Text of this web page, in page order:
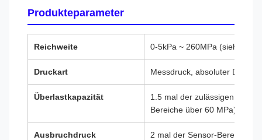
Produkteparameter
Reichweite 0-5kPa ~ 260MPa (siehe
Druckart Messdruck, absoluter Druck,
Überlastkapazität
1.5 mal der zulässigen
Bereiche über 60 MPa)
Ausbruchdruck
2 mal der Sensor-Bereich